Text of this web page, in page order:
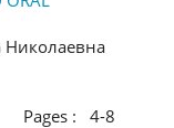
Pages : 4-8